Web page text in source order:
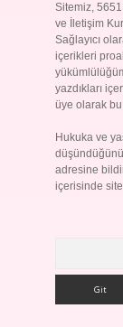
Sitemiz,
ve İletişim
Sağlayıcı
içerikleri
yazdıkları
üye olarak bu
Hukuka ve
adresine
içerisinde